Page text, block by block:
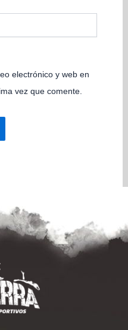
electrónico y web en
vez que comente.